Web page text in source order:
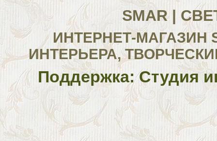
SMAR |
ИНТЕРНЕТ-МАГАЗИН
ИНТЕРЬЕРА,
Поддержка: Студия